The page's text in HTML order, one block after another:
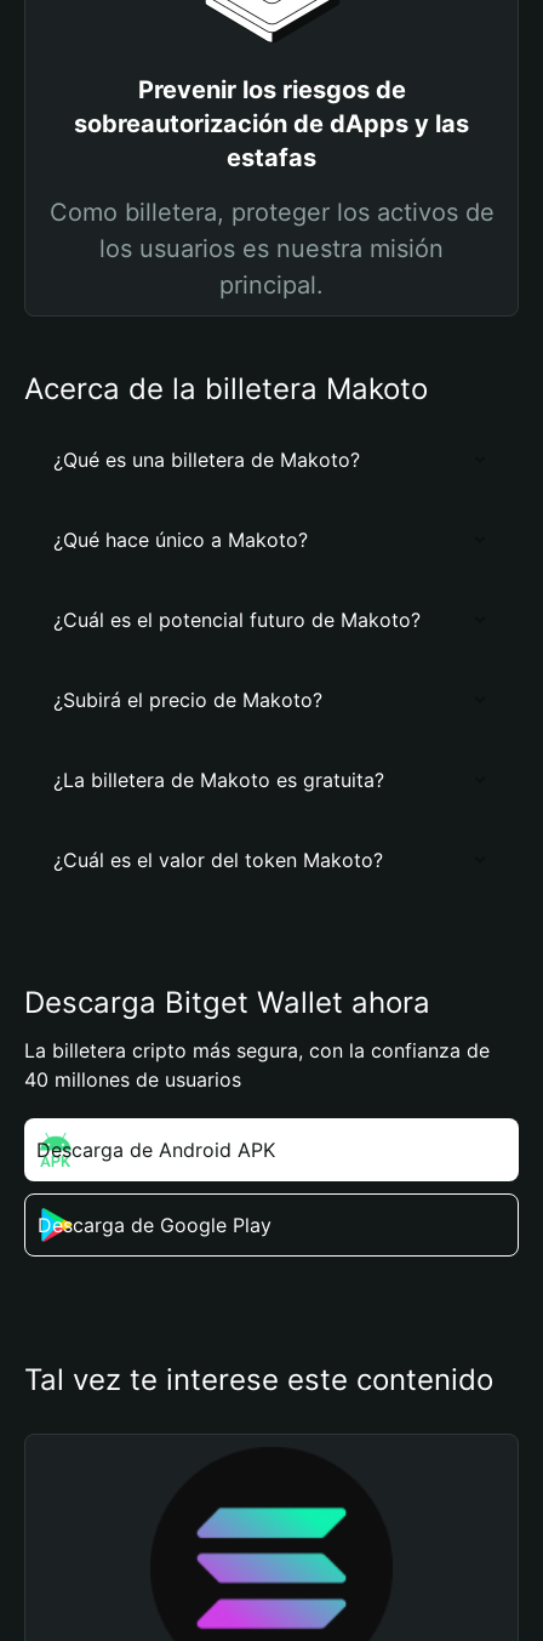
Prevenir los riesgos de
sobreautorización de dApps y las
estafas
Como billetera, proteger los activos de
los usuarios es nuestra misión
principal.
Acerca de la billetera Makoto
¿Qué es una billetera de Makoto?
¿Qué hace único a Makoto?
¿Cuál es el potencial futuro de Makoto?
¿Subirá el precio de Makoto?
¿La billetera de Makoto es gratuita?
¿Cuál es el valor del token Makoto?
Descarga Bitget Wallet ahora
La billetera cripto más segura, con la confianza de
40 millones de usuarios
Descarga de Android APK
Descarga de Google Play
Tal vez te interese este contenido